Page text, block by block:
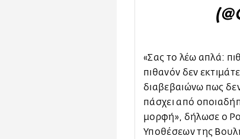
«Σας το λέω απλά:
πιθανόν δεν
διαβεβαιώνω πως
πάσχει από
μορφή», δήλωσε ο
Υποθέσεων της